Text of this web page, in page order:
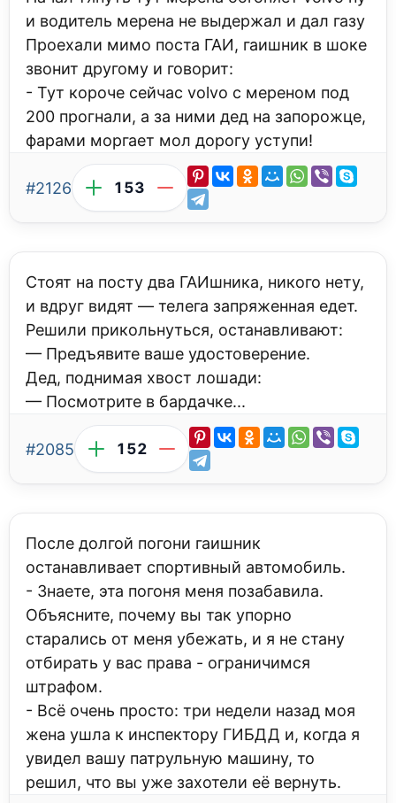
и водитель мерена не выдержал и дал газу
Проехали мимо поста ГАИ, гаишник в шоке
звонит другому и говорит:
- Тут короче сейчас volvo с мереном под
200 прогнали, а за ними дед на запорожце,
фарами моргает мол дорогу уступи!
#2126 153
Стоят на посту два ГАИшника, никого нету,
и вдруг видят — телега запряженная едет.
Решили прикольнуться, останавливают:
— Предъявите ваше удостоверение.
Дед, поднимая хвост лошади:
— Посмотрите в бардачке...
#2085 152
После долгой погони гаишник
останавливает спортивный автомобиль.
- Знаете, эта погоня меня позабавила.
Объясните, почему вы так упорно
старались от меня убежать, и я не стану
отбирать у вас права - ограничимся
штрафом.
- Всё очень просто: три недели назад моя
жена ушла к инспектору ГИБДД и, когда я
увидел вашу патрульную машину, то
решил, что вы уже захотели её вернуть.